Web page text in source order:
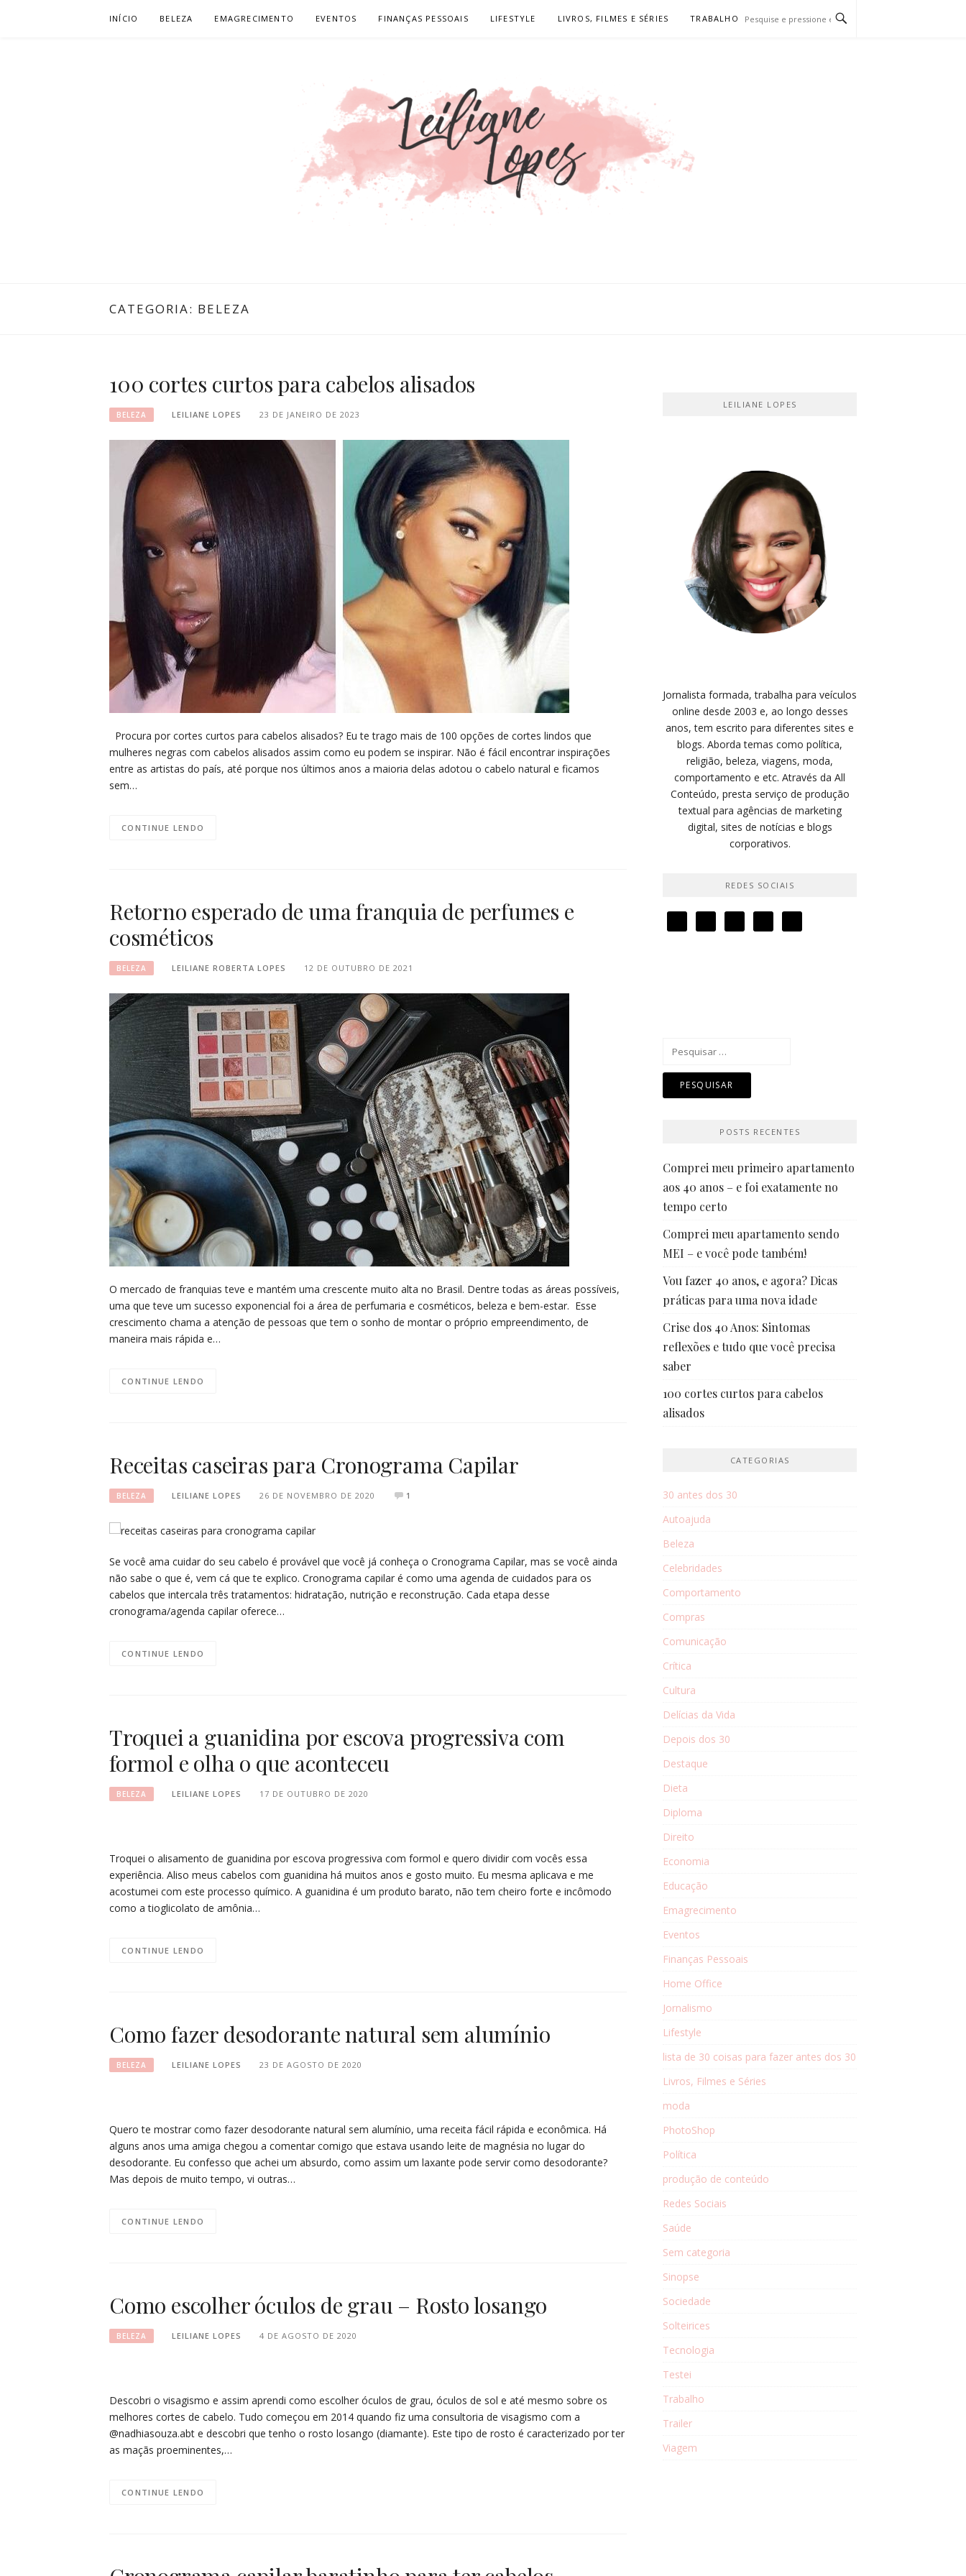
INÍCIO BELEZA EMAGRECIMENTO EVENTOS FINANÇAS PESSOAIS LIFESTYLE LIVROS, FILMES E SÉRIES TRABALHO
CATEGORIA: BELEZA
100 cortes curtos para cabelos alisados
BELEZA LEILIANE LOPES 23 DE JANEIRO DE 2023
Procura por cortes curtos para cabelos alisados? Eu te trago mais de 100 opções de cortes lindos que
mulheres negras com cabelos alisados assim como eu podem se inspirar. Não é fácil encontrar inspirações
entre as artistas do país, até porque nos últimos anos a maioria delas adotou o cabelo natural e ficamos
sem…
CONTINUE LENDO
Retorno esperado de uma franquia de perfumes e
cosméticos
BELEZA LEILIANE ROBERTA LOPES 12 DE OUTUBRO DE 2021
O mercado de franquias teve e mantém uma crescente muito alta no Brasil. Dentre todas as áreas possíveis,
uma que teve um sucesso exponencial foi a área de perfumaria e cosméticos, beleza e bem-estar. Esse
crescimento chama a atenção de pessoas que tem o sonho de montar o próprio empreendimento, de
maneira mais rápida e…
CONTINUE LENDO
Receitas caseiras para Cronograma Capilar
BELEZA LEILIANE LOPES 26 DE NOVEMBRO DE 2020 1
Se você ama cuidar do seu cabelo é provável que você já conheça o Cronograma Capilar, mas se você ainda
não sabe o que é, vem cá que te explico. Cronograma capilar é como uma agenda de cuidados para os
cabelos que intercala três tratamentos: hidratação, nutrição e reconstrução. Cada etapa desse
cronograma/agenda capilar oferece…
CONTINUE LENDO
Troquei a guanidina por escova progressiva com
formol e olha o que aconteceu
BELEZA LEILIANE LOPES 17 DE OUTUBRO DE 2020
Troquei o alisamento de guanidina por escova progressiva com formol e quero dividir com vocês essa
experiência. Aliso meus cabelos com guanidina há muitos anos e gosto muito. Eu mesma aplicava e me
acostumei com este processo químico. A guanidina é um produto barato, não tem cheiro forte e incômodo
como a tioglicolato de amônia…
CONTINUE LENDO
Como fazer desodorante natural sem alumínio
BELEZA LEILIANE LOPES 23 DE AGOSTO DE 2020
Quero te mostrar como fazer desodorante natural sem alumínio, uma receita fácil rápida e econômica. Há
alguns anos uma amiga chegou a comentar comigo que estava usando leite de magnésia no lugar do
desodorante. Eu confesso que achei um absurdo, como assim um laxante pode servir como desodorante?
Mas depois de muito tempo, vi outras…
CONTINUE LENDO
Como escolher óculos de grau – Rosto losango
BELEZA LEILIANE LOPES 4 DE AGOSTO DE 2020
Descobri o visagismo e assim aprendi como escolher óculos de grau, óculos de sol e até mesmo sobre os
melhores cortes de cabelo. Tudo começou em 2014 quando fiz uma consultoria de visagismo com a
@nadhiasouza.abt e descobri que tenho o rosto losango (diamante). Este tipo de rosto é caracterizado por ter
as maçãs proeminentes,…
CONTINUE LENDO
LEILIANE LOPES
Jornalista formada, trabalha para veículos
online desde 2003 e, ao longo desses
anos, tem escrito para diferentes sites e
blogs. Aborda temas como política,
religião, beleza, viagens, moda,
comportamento e etc. Através da All
Conteúdo, presta serviço de produção
textual para agências de marketing
digital, sites de notícias e blogs
corporativos.
REDES SOCIAIS
POSTS RECENTES
Comprei meu primeiro apartamento
aos 40 anos – e foi exatamente no
tempo certo
Comprei meu apartamento sendo
MEI – e você pode também!
Vou fazer 40 anos, e agora? Dicas
práticas para uma nova idade
Crise dos 40 Anos: Sintomas
reflexões e tudo que você precisa
saber
100 cortes curtos para cabelos
alisados
CATEGORIAS
30 antes dos 30
Autoajuda
Beleza
Celebridades
Comportamento
Compras
Comunicação
Crítica
Cultura
Delícias da Vida
Depois dos 30
Destaque
Dieta
Diploma
Direito
Economia
Educação
Emagrecimento
Eventos
Finanças Pessoais
Home Office
Jornalismo
Lifestyle
lista de 30 coisas para fazer antes dos 30
Livros, Filmes e Séries
moda
PhotoShop
Política
produção de conteúdo
Redes Sociais
Saúde
Sem categoria
Sinopse
Sociedade
Solteirices
Tecnologia
Testei
Trabalho
Trailer
Viagem